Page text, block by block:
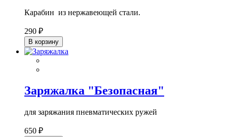
Карабин из нержавеющей стали.
290 ₽
В корзину
Заряжалка "Безопасная"
для заряжания пневматических ружей
650 ₽